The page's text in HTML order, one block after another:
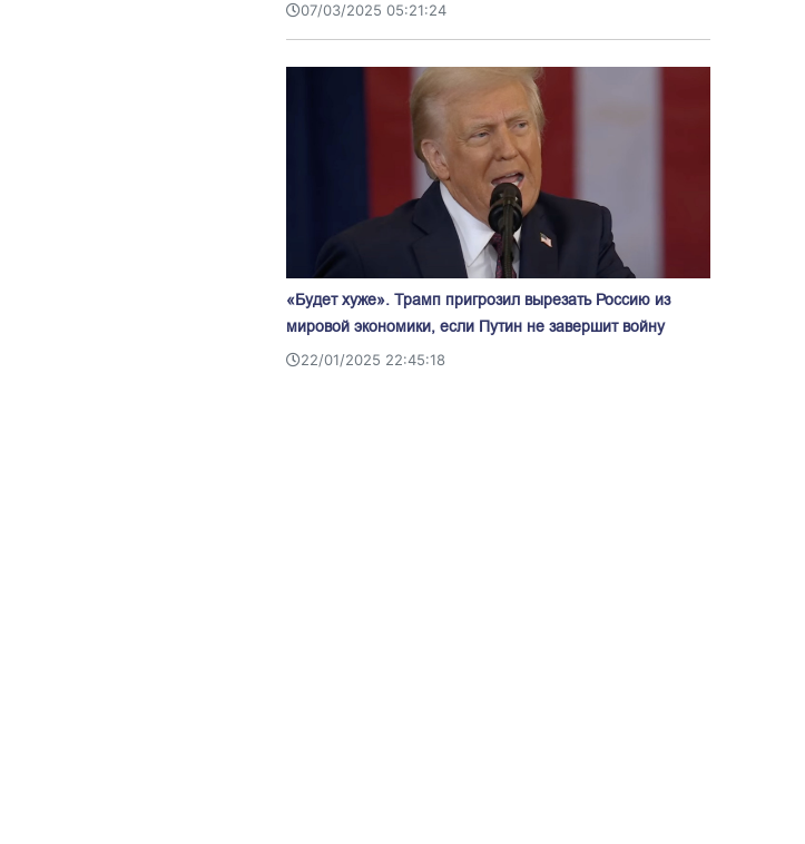
07/03/2025 05:21:24
«Будет хуже». Трамп пригрозил вырезать Россию из
мировой экономики, если Путин не завершит войну
22/01/2025 22:45:18